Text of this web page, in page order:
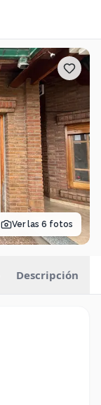
Ver las 6 fotos
Descripción